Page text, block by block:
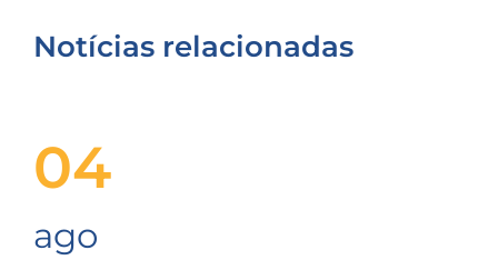
Notícias relacionadas
04
ago